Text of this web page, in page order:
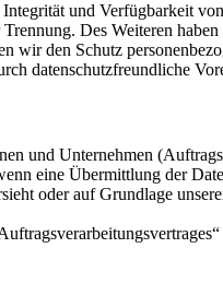
und Verfügbarkeit
Des Weiteren
wir den Schutz
datenschutzfreundliche
und Unternehmen
eine Übermittlung der
oder auf Grundlage